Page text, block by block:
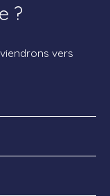
?
vers